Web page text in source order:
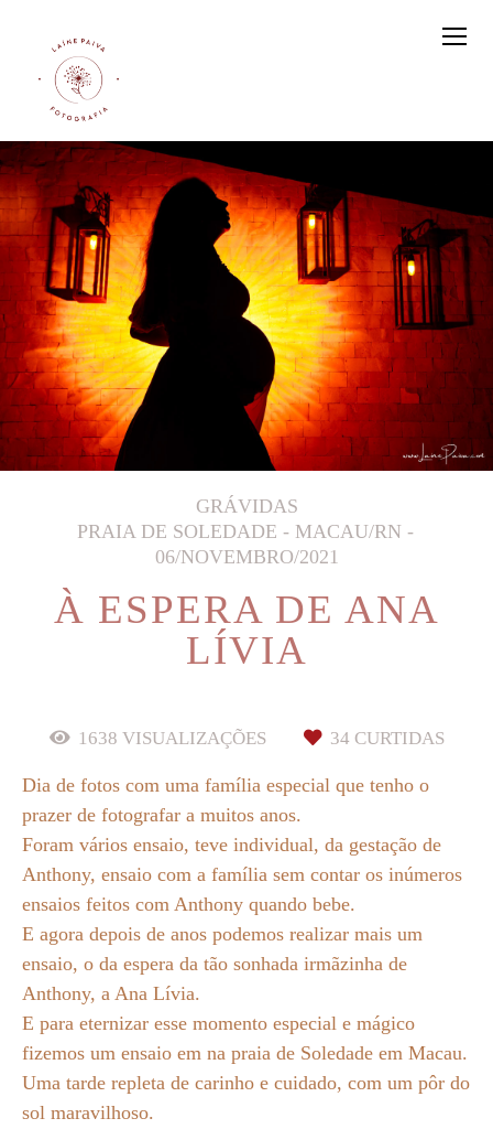
GRÁVIDAS
PRAIA DE SOLEDADE - MACAU/RN
06/NOVEMBRO/2021
À ESPERA DE ANA
LÍVIA
1638 VISUALIZAÇÕES 34 CURTIDAS
Dia de fotos com uma família especial que tenho o
prazer de fotografar a muitos anos.
Foram vários ensaio, teve individual, da gestação de
Anthony, ensaio com a família sem contar os inúmeros
ensaios feitos com Anthony quando bebe.
E agora depois de anos podemos realizar mais um
ensaio, o da espera da tão sonhada irmãzinha de
Anthony, a Ana Lívia.
E para eternizar esse momento especial e mágico
fizemos um ensaio em na praia de Soledade em Macau.
Uma tarde repleta de carinho e cuidado, com um pôr do
sol maravilhoso.